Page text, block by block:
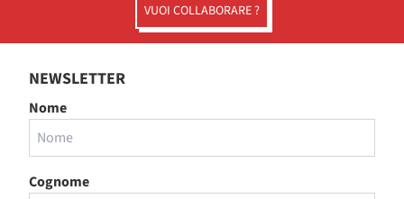
VUOI COLLABORARE ?
NEWSLETTER
Nome
Cognome